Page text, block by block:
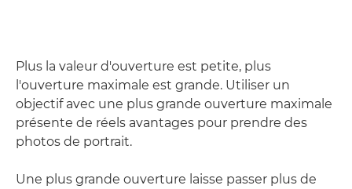
Plus la valeur d'ouverture est petite, plus
l'ouverture maximale est grande. Utiliser un
objectif avec une plus grande ouverture maximale
présente de réels avantages pour prendre des
photos de portrait.
Une plus grande ouverture laisse passer plus de